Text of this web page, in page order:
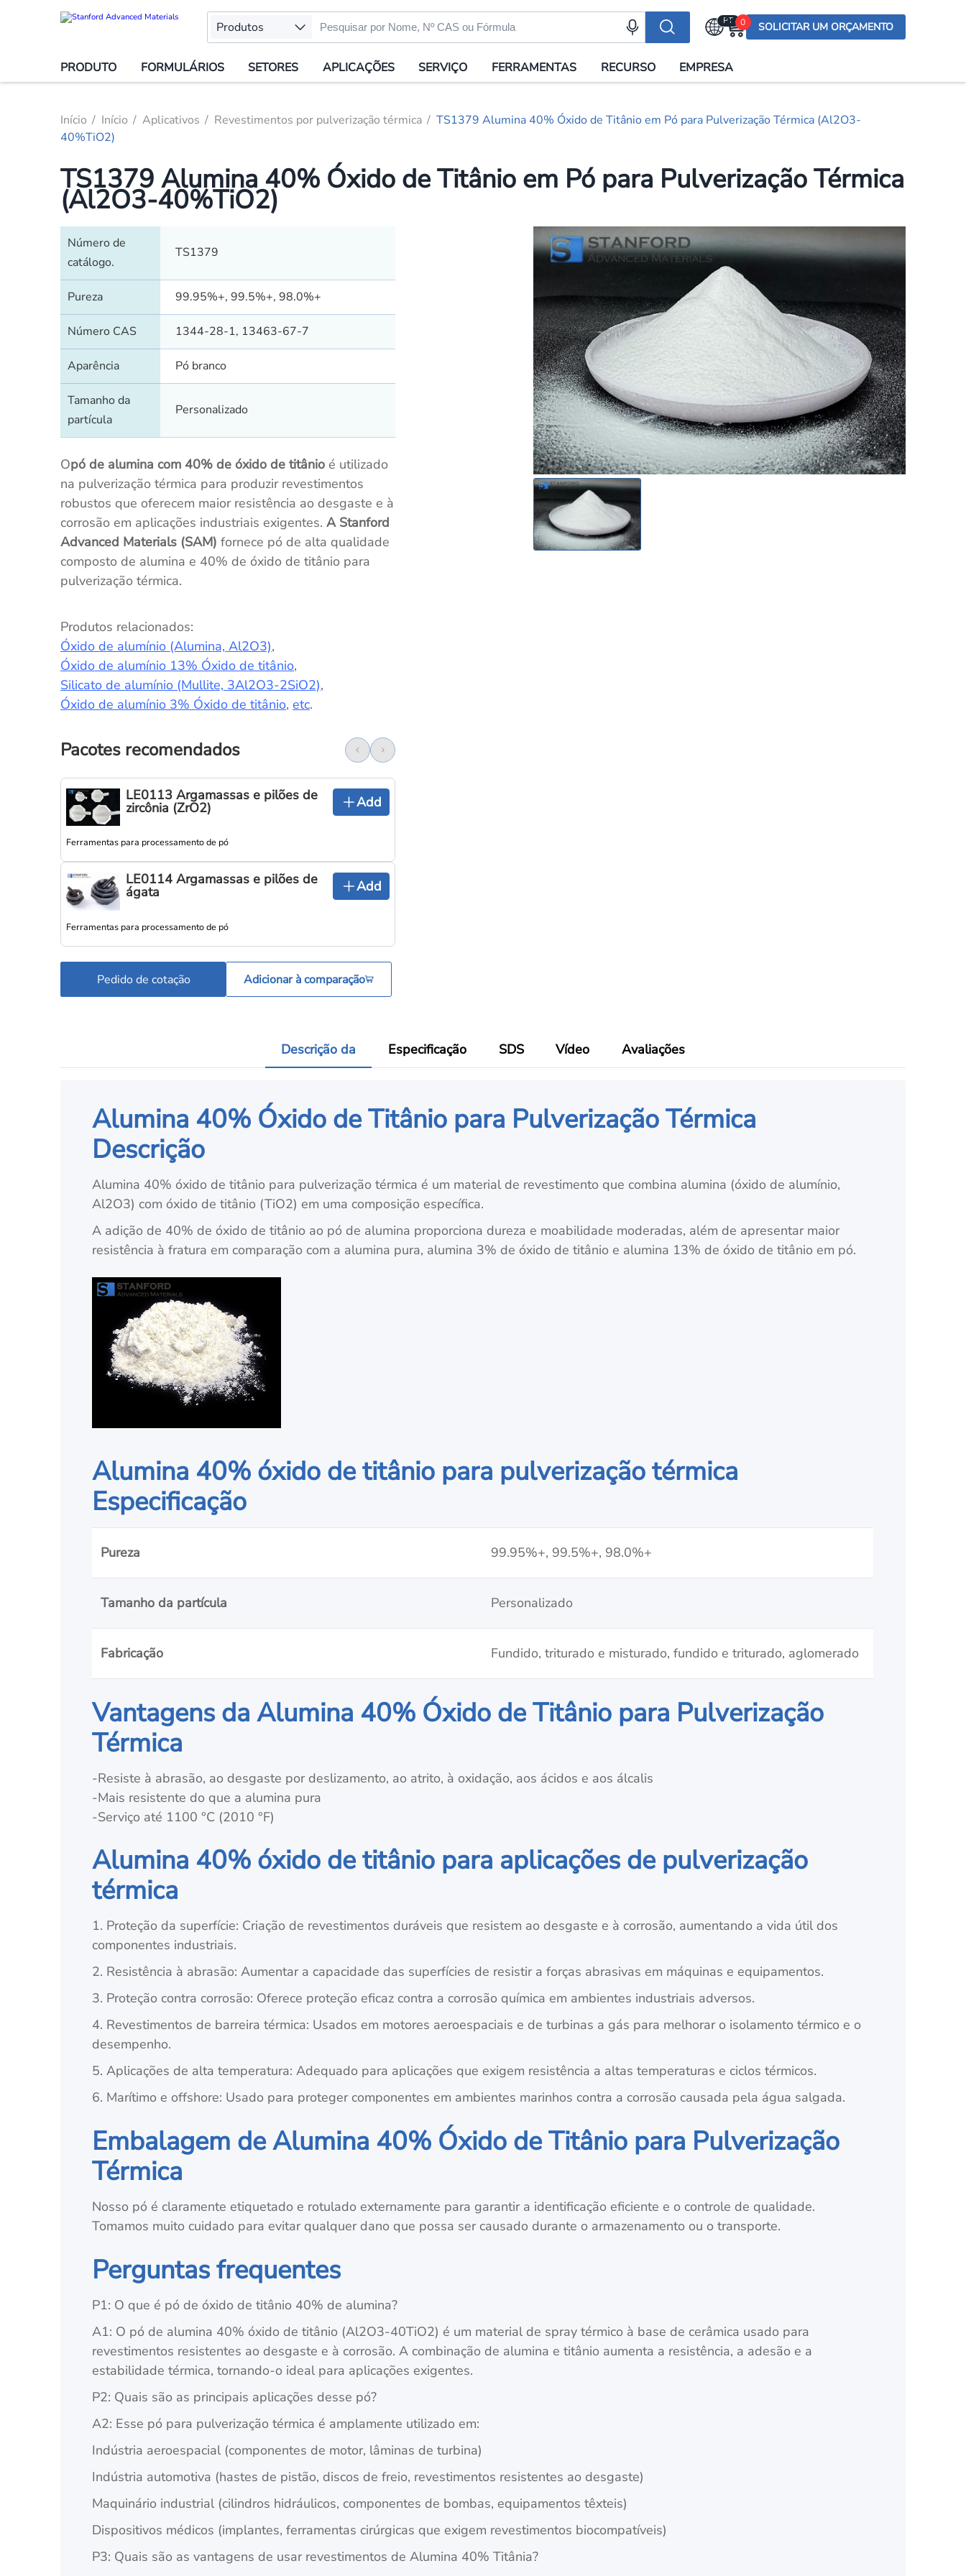
Produtos PT
English (US)
Española
Français
Русский
한국어
Português
Nederland
Polska
भारत
0 SOLICITAR UM ORÇAMENTO
PRODUTO FORMULÁRIOS SETORES APLICAÇÕES SERVIÇO FERRAMENTAS RECURSO EMPRESA
Início Início Aplicativos Revestimentos por pulverização térmica
TS1379 Alumina 40% Óxido de Titânio em Pó para Pulverização Térmica (Al2O3-
40%TiO2)
TS1379 Alumina 40% Óxido de Titânio em Pó para Pulverização Térmica
(Al2O3-40%TiO2)
Número de
catálogo.
TS1379
Pureza 99.95%+, 99.5%+, 98.0%+
Número CAS 1344-28-1, 13463-67-7
Aparência Pó branco
Tamanho da
partícula
Personalizado
Opó de alumina com 40% de óxido de titânioé utilizado
na pulverização térmica para produzir revestimentos
robustos que oferecem maior resistência ao desgaste e à
corrosão em aplicações industriais exigentes. A Stanford
Advanced Materials (SAM) fornece pó de alta qualidade
composto de alumina e 40% de óxido de titânio para
pulverização térmica.
Produtos relacionados:
Óxido de alumínio (Alumina, Al2O3),
Óxido de alumínio 13% Óxido de titânio,
Silicato de alumínio (Mullite, 3Al2O3-2SiO2),
Óxido de alumínio 3% Óxido de titânio, etc.
Pacotes recomendados
LE0113 Argamassas e pilões de
zircônia (ZrO2) Add
Ferramentas para processamento de pó
LE0114 Argamassas e pilões de
ágata Add
Ferramentas para processamento de pó
Pedido de cotação Adicionar à comparação
Descrição da Especificação SDS Vídeo Avaliações
Alumina 40% Óxido de Titânio para Pulverização Térmica
Descrição
Alumina 40% óxido de titânio para pulverização térmica é um material de revestimento que combina alumina (óxido de alumínio,
Al2O3) com óxido de titânio (TiO2) em uma composição específica.
A adição de 40% de óxido de titânio ao pó de alumina proporciona dureza e moabilidade moderadas, além de apresentar maior
resistência à fratura em comparação com a alumina pura, alumina 3% de óxido de titânio e alumina 13% de óxido de titânio em pó.
Alumina 40% óxido de titânio para pulverização térmica
Especificação
Pureza 99.95%+, 99.5%+, 98.0%+
Tamanho da partícula Personalizado
Fabricação Fundido, triturado e misturado, fundido e triturado, aglomerado
Vantagens da Alumina 40% Óxido de Titânio para Pulverização
Térmica
-Resiste à abrasão, ao desgaste por deslizamento, ao atrito, à oxidação, aos ácidos e aos álcalis
-Mais resistente do que a alumina pura
-Serviço até 1100 °C (2010 °F)
Alumina 40% óxido de titânio para aplicações de pulverização
térmica
1. Proteção da superfície: Criação de revestimentos duráveis que resistem ao desgaste e à corrosão, aumentando a vida útil dos
componentes industriais.
2. Resistência à abrasão: Aumentar a capacidade das superfícies de resistir a forças abrasivas em máquinas e equipamentos.
3. Proteção contra corrosão: Oferece proteção eficaz contra a corrosão química em ambientes industriais adversos.
4. Revestimentos de barreira térmica: Usados em motores aeroespaciais e de turbinas a gás para melhorar o isolamento térmico e o
desempenho.
5. Aplicações de alta temperatura: Adequado para aplicações que exigem resistência a altas temperaturas e ciclos térmicos.
6. Marítimo e offshore: Usado para proteger componentes em ambientes marinhos contra a corrosão causada pela água salgada.
Embalagem de Alumina 40% Óxido de Titânio para Pulverização
Térmica
Nosso pó é claramente etiquetado e rotulado externamente para garantir a identificação eficiente e o controle de qualidade.
Tomamos muito cuidado para evitar qualquer dano que possa ser causado durante o armazenamento ou o transporte.
Perguntas frequentes
P1: O que é pó de óxido de titânio 40% de alumina?
A1: O pó de alumina 40% óxido de titânio (Al2O3-40TiO2) é um material de spray térmico à base de cerâmica usado para
revestimentos resistentes ao desgaste e à corrosão. A combinação de alumina e titânio aumenta a resistência, a adesão e a
estabilidade térmica, tornando-o ideal para aplicações exigentes.
P2: Quais são as principais aplicações desse pó?
A2: Esse pó para pulverização térmica é amplamente utilizado em:
Indústria aeroespacial (componentes de motor, lâminas de turbina)
Indústria automotiva (hastes de pistão, discos de freio, revestimentos resistentes ao desgaste)
Maquinário industrial (cilindros hidráulicos, componentes de bombas, equipamentos têxteis)
Dispositivos médicos (implantes, ferramentas cirúrgicas que exigem revestimentos biocompatíveis)
P3: Quais são as vantagens de usar revestimentos de Alumina 40% Titânia?